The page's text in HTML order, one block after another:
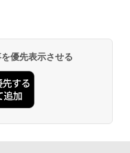
優先表示させる